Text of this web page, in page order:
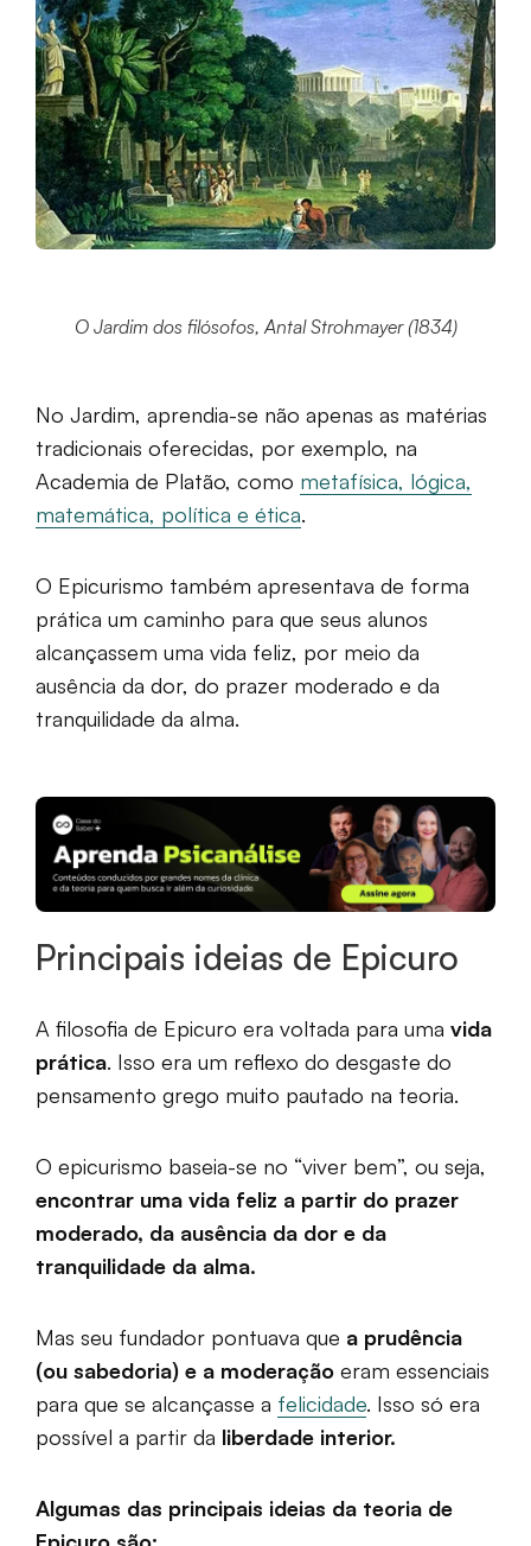
O Jardim dos filósofos, Antal Strohmayer (1834)
No Jardim, aprendia-se não apenas as matérias
tradicionais oferecidas, por exemplo, na
Academia de Platão, como metafísica, lógica,
matemática, política e ética.
O Epicurismo também apresentava de forma
prática um caminho para que seus alunos
alcançassem uma vida feliz, por meio da
ausência da dor, do prazer moderado e da
tranquilidade da alma.
Principais ideias de Epicuro
A filosofia de Epicuro era voltada para uma vida
prática. Isso era um reflexo do desgaste do
pensamento grego muito pautado na teoria.
O epicurismo baseia-se no “viver bem”, ou seja,
encontrar uma vida feliz a partir do prazer
moderado, da ausência da dor e da
tranquilidade da alma.
Mas seu fundador pontuava que a prudência
(ou sabedoria) e a moderação eram essenciais
para que se alcançasse a felicidade. Isso só era
possível a partir da liberdade interior.
Algumas das principais ideias da teoria de